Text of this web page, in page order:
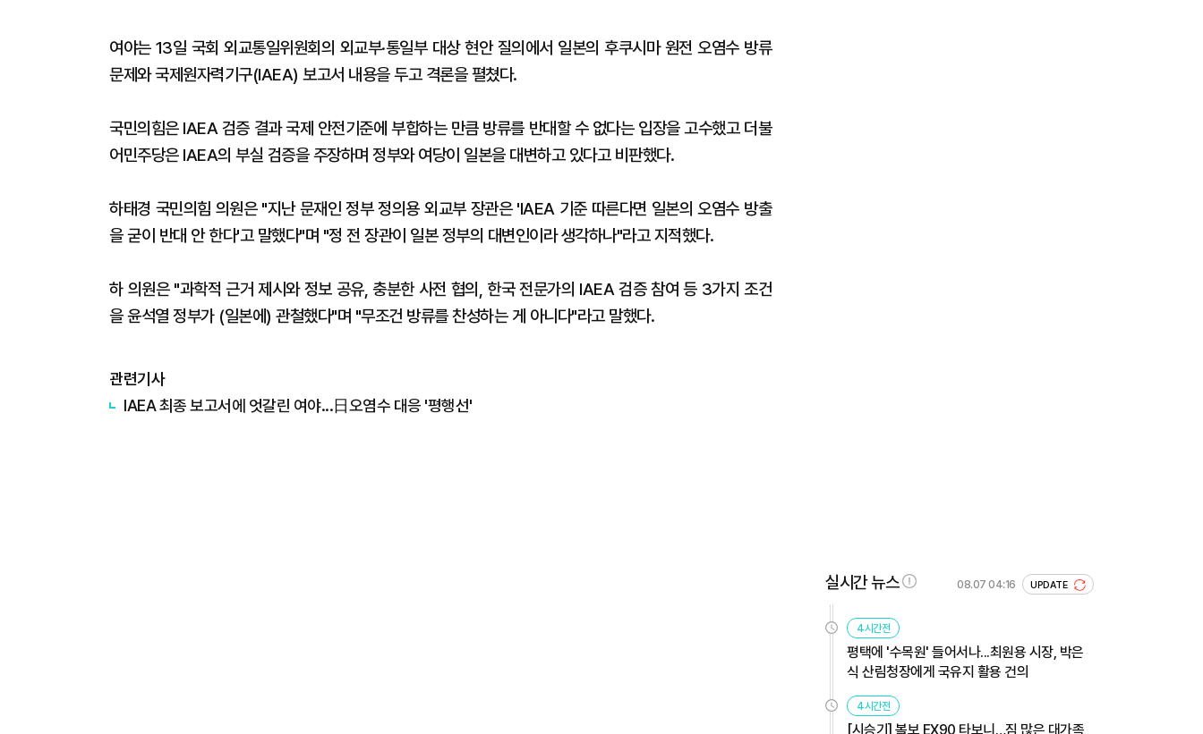
여야는 13일 국회 외교통일위원회의 외교부·통일부 대상 현안 질의에서 일본의 후쿠시마 원전 오염수 방류
문제와 국제원자력기구(IAEA) 보고서 내용을 두고 격론을 펼쳤다.
국민의힘은 IAEA 검증 결과 국제 안전기준에 부합하는 만큼 방류를 반대할 수 없다는 입장을 고수했고 더불
어민주당은 IAEA의 부실 검증을 주장하며 정부와 여당이 일본을 대변하고 있다고 비판했다.
하태경 국민의힘 의원은 "지난 문재인 정부 정의용 외교부 장관은 'IAEA 기준 따른다면 일본의 오염수 방출
을 굳이 반대 안 한다'고 말했다"며 "정 전 장관이 일본 정부의 대변인이라 생각하나"라고 지적했다.
하 의원은 "과학적 근거 제시와 정보 공유, 충분한 사전 협의, 한국 전문가의 IAEA 검증 참여 등 3가지 조건
을 윤석열 정부가 (일본에) 관철했다"며 "무조건 방류를 찬성하는 게 아니다"라고 말했다.
관련기사
IAEA 최종 보고서에 엇갈린 여야...日오염수 대응 '평행선'
실시간 뉴스 08.07 04:16 UPDATE
4시간전
평택에 '수목원' 들어서나...최원용 시장, 박은
식 산림청장에게 국유지 활용 건의
4시간전
[시승기] 볼보 EX90 타보니…짐 많은 대가족